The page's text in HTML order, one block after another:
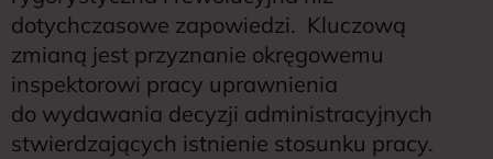
dotychczasowe zapowiedzi. Kluczową
zmianą jest przyznanie okręgowemu
inspektorowi pracy uprawnienia
do wydawania decyzji administracyjnych
stwierdzających istnienie stosunku pracy.